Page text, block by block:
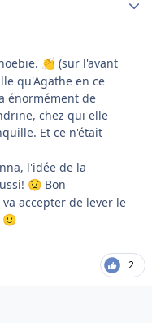
👏 (sur l'avant
qu'Agathe en ce
énormément de
chez qui elle
Et ce n'était
l'idée de la
😟 Bon
accepter de lever le
🙂
2